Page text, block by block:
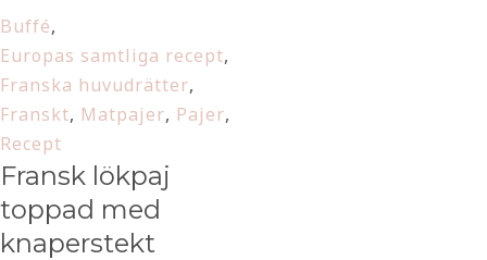
Buffé,
Europas samtliga recept,
Franska huvudrätter,
Franskt, Matpajer, Pajer,
Recept
Fransk lökpaj
toppad med
knaperstekt